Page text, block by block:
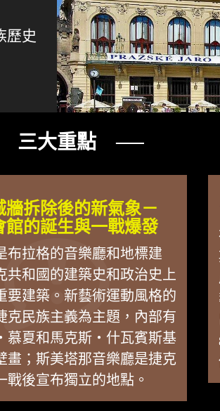
歷史
三大重點 ──
拆除後的新氣象－
館的誕生與一戰爆發
布拉格的音樂廳和地標建
共和國的建築史和政治史上
要建築。新藝術運動風格的
克民族主義為主題，內部有
慕夏和馬克斯・什瓦賓斯基
畫；斯美塔那音樂廳是捷克
戰後宣布獨立的地點。